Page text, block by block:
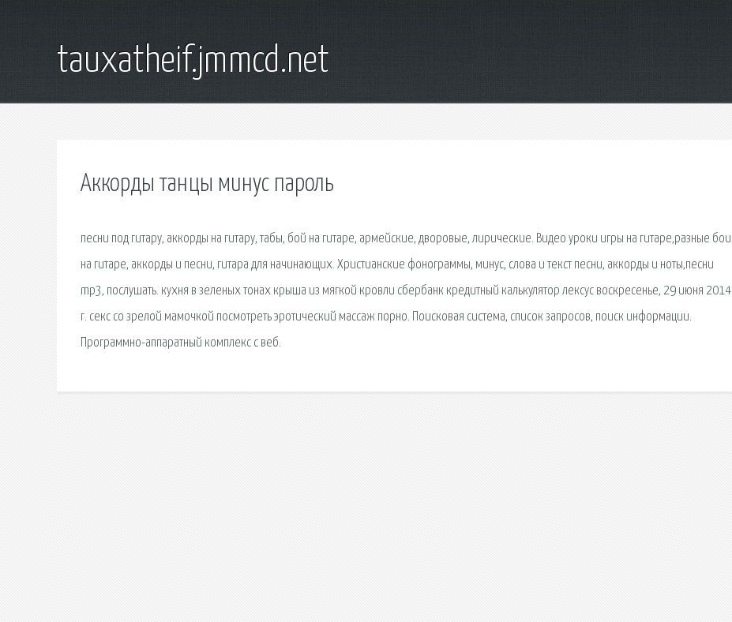
tauxatheif.jmmcd.net
Аккорды танцы минус пароль
песни под гитару, аккорды на гитару, табы, бой на гитаре, армейские, дворовые, лирические. Видео уроки игры на гитаре,разные бои
на гитаре, аккорды и песни, гитара для начинающих. Христианские фонограммы, минус, слова и текст песни, аккорды и ноты,песни
mp3, послушать. кухня в зеленых тонах крыша из мягкой кровли сбербанк кредитный калькулятор лексус воскресенье, 29 июня 2014
г. секс со зрелой мамочкой посмотреть эротический массаж порно. Поисковая сиcтема, список запросов, поиск информации.
Программно-аппаратный комплекс с веб.